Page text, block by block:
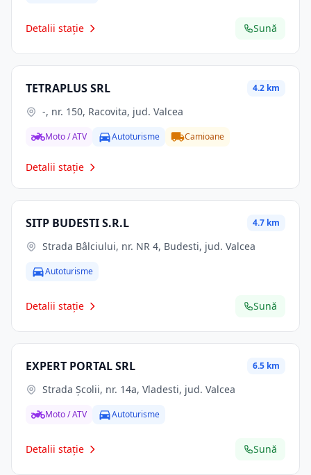
Detalii stație Sună
TETRAPLUS SRL 4.2 km
-, nr. 150, Racovita, jud. Valcea
Moto / ATV Autoturisme Camioane
Detalii stație
SITP BUDESTI S.R.L 4.7 km
Strada Bâlciului, nr. NR 4, Budesti, jud. Valcea
Autoturisme
Detalii stație Sună
EXPERT PORTAL SRL 6.5 km
Strada Școlii, nr. 14a, Vladesti, jud. Valcea
Moto / ATV Autoturisme
Detalii stație Sună